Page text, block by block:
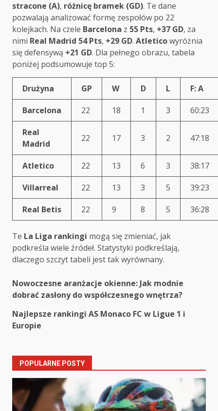
stracone (A), różnicę bramek (GD). Te dane
pozwalają analizować formę zespołów po 22
kolejkach. Na czele Barcelona z 55 Pts, +37 GD, za
nimi Real Madrid 54 Pts, +29 GD. Atleticowyróżnia
się defensywą +21 GD. Dla pełnego obrazu, tabela
poniżej podsumowuje top 5:
Drużyna GP W D L F: A
Barcelona 22 18 1 3 60:23
Real
Madrid
22 17 3 2 47:18
Atletico 22 13 6 3 38:17
Villarreal 22 13 3 5 39:23
Real Betis 22 9 8 5 36:28
Te La Liga rankingi mogą się zmieniać, jak
podkreśla wiele źródeł. Statystyki podkreślają,
dlaczego szczyt tabeli jest tak wyrównany.
Post
navigation
Nowoczesne aranżacje okienne: Jak modnie
dobrać zasłony do współczesnego wnętrza?
Najlepsze rankingi AS Monaco FC w Ligue 1 i
Europie
POPULARNE POSTY